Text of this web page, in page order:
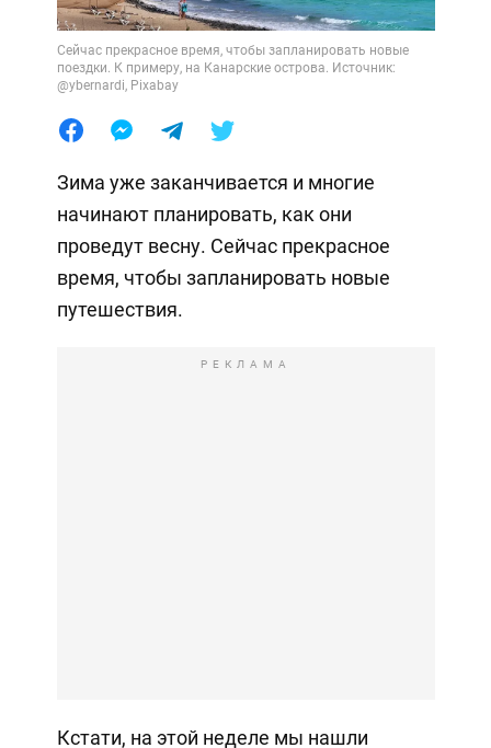
Сейчас прекрасное время, чтобы запланировать новые
поездки. К примеру, на Канарские острова. Источник:
@ybernardi, Pixabay
Зима уже заканчивается и многие
начинают планировать, как они
проведут весну. Сейчас прекрасное
время, чтобы запланировать новые
путешествия.
РЕКЛАМА
Кстати, на этой неделе мы нашли